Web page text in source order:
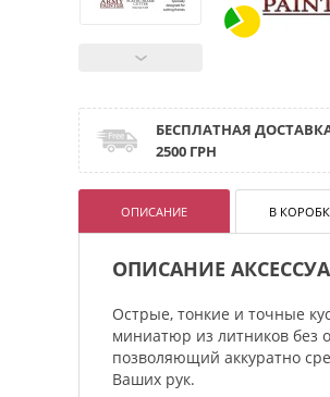
БЕСПЛАТНАЯ
2500 ГРН
ОПИСАНИЕ В
ОПИСАНИЕ
Острые, тонкие и точные
миниатюр из литников без
позволяющий аккуратно
Ваших рук.